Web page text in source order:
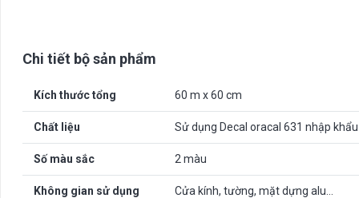
Chi tiết bộ sản phẩm
Kích thước tổng 60 m x 60 cm
Chất liệu Sử dụng Decal oracal 631 nhập
Số màu sắc 2 màu
Không gian sử dụng Cửa kính, tường, mặt dựng alu…